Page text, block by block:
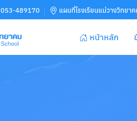
053-489170 แผนที่โรงเรียนแม่วางวิทยาค
หน้าหลัก